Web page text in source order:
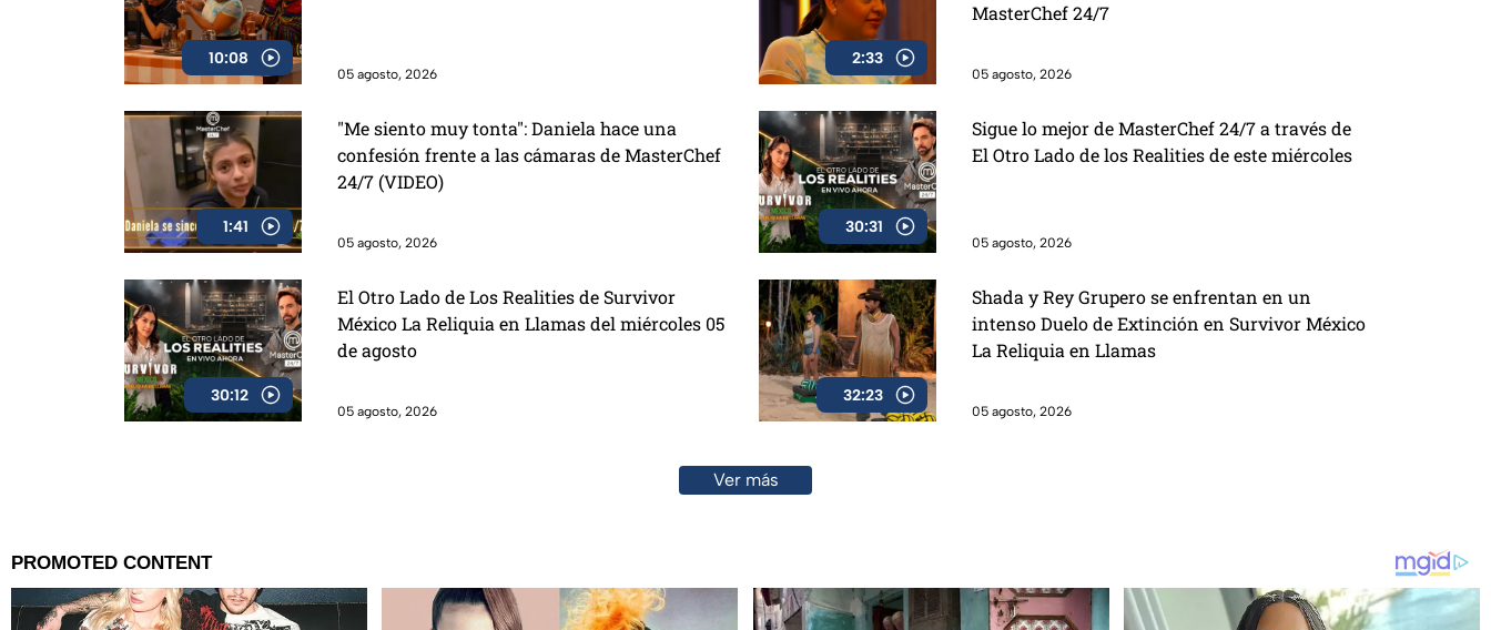
10:08
05 agosto, 2026
2:33
MasterChef 24/7
05 agosto, 2026
1:41
"Me siento muy tonta": Daniela hace una
confesión frente a las cámaras de MasterChef
24/7 (VIDEO)
05 agosto, 2026
30:31
Sigue lo mejor de MasterChef 24/7 a través de
El Otro Lado de los Realities de este miércoles
05 agosto, 2026
30:12
El Otro Lado de Los Realities de Survivor
México La Reliquia en Llamas del miércoles 05
de agosto
05 agosto, 2026
32:23
Shada y Rey Grupero se enfrentan en un
intenso Duelo de Extinción en Survivor México
La Reliquia en Llamas
05 agosto, 2026
Ver más